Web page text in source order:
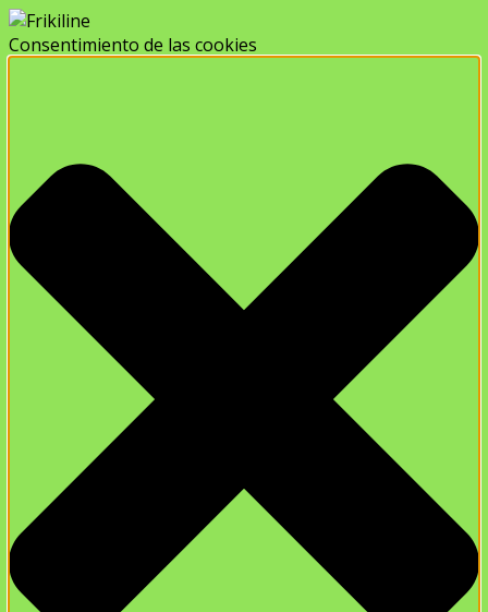
Consentimiento de las cookies